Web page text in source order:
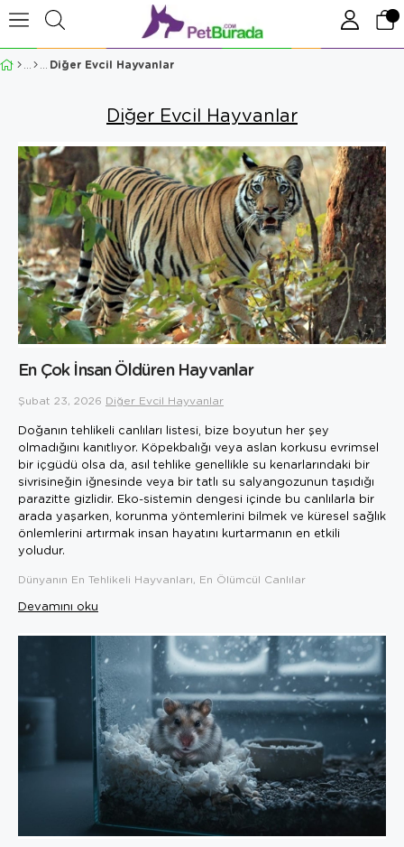
Diğer Evcil Hayvanlar
Diğer Evcil Hayvanlar
En Çok İnsan Öldüren Hayvanlar
Şubat 23, 2026 Diğer Evcil Hayvanlar
Doğanın tehlikeli canlıları listesi, bize boyutun her şey
olmadığını kanıtlıyor. Köpekbalığı veya aslan korkusu evrimsel
bir içgüdü olsa da, asıl tehlike genellikle su kenarlarındaki bir
sivrisineğin iğnesinde veya bir tatlı su salyangozunun taşıdığı
parazitte gizlidir. Eko-sistemin dengesi içinde bu canlılarla bir
arada yaşarken, korunma yöntemlerini bilmek ve küresel sağlık
önlemlerini artırmak insan hayatını kurtarmanın en etkili
yoludur.
Dünyanın En Tehlikeli Hayvanları, En Ölümcül Canlılar
Devamını oku